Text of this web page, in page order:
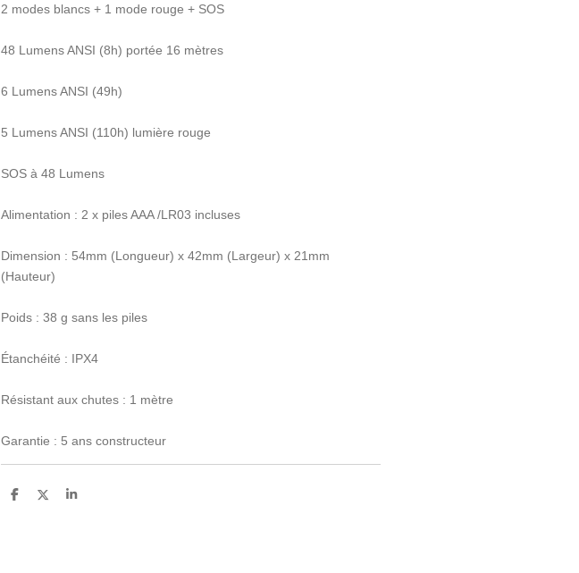
2 modes blancs + 1 mode rouge + SOS
48 Lumens ANSI (8h) portée 16 mètres
6 Lumens ANSI (49h)
5 Lumens ANSI (110h) lumière rouge
SOS à 48 Lumens
Alimentation : 2 x piles AAA /LR03 incluses
Dimension : 54mm (Longueur) x 42mm (Largeur) x 21mm
(Hauteur)
Poids : 38 g sans les piles
Étanchéité : IPX4
Résistant aux chutes : 1 mètre
Garantie : 5 ans constructeur
P
P
P